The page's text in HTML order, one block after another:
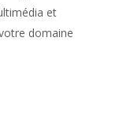
et
domaine